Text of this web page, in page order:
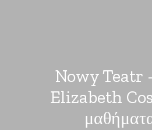
Nowy Teatr
Elizabeth